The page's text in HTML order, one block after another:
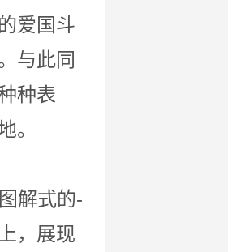
爱国斗
与此同
种表
天地。
式的-
，展现